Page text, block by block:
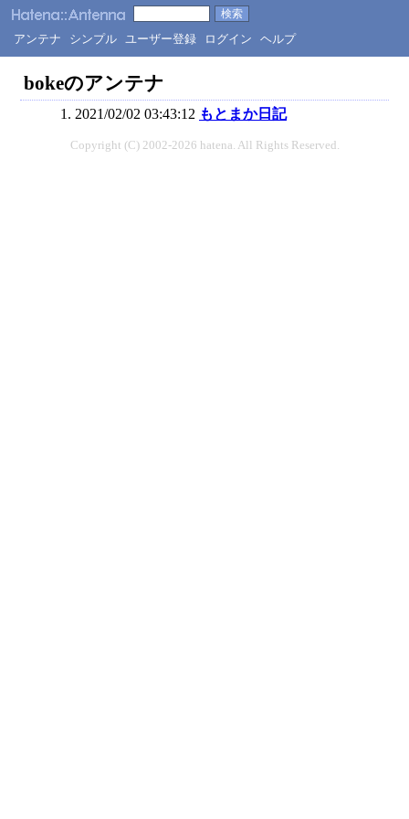
アンテナ シンプル ユーザー登録 ログイン ヘルプ
bokeのアンテナ
2021/02/02 03:43:12 もとまか日記
Copyright (C) 2002-2026 hatena. All Rights Reserved.